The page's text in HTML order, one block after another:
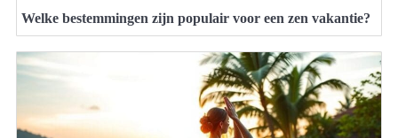
Welke bestemmingen zijn populair voor een zen vakantie?